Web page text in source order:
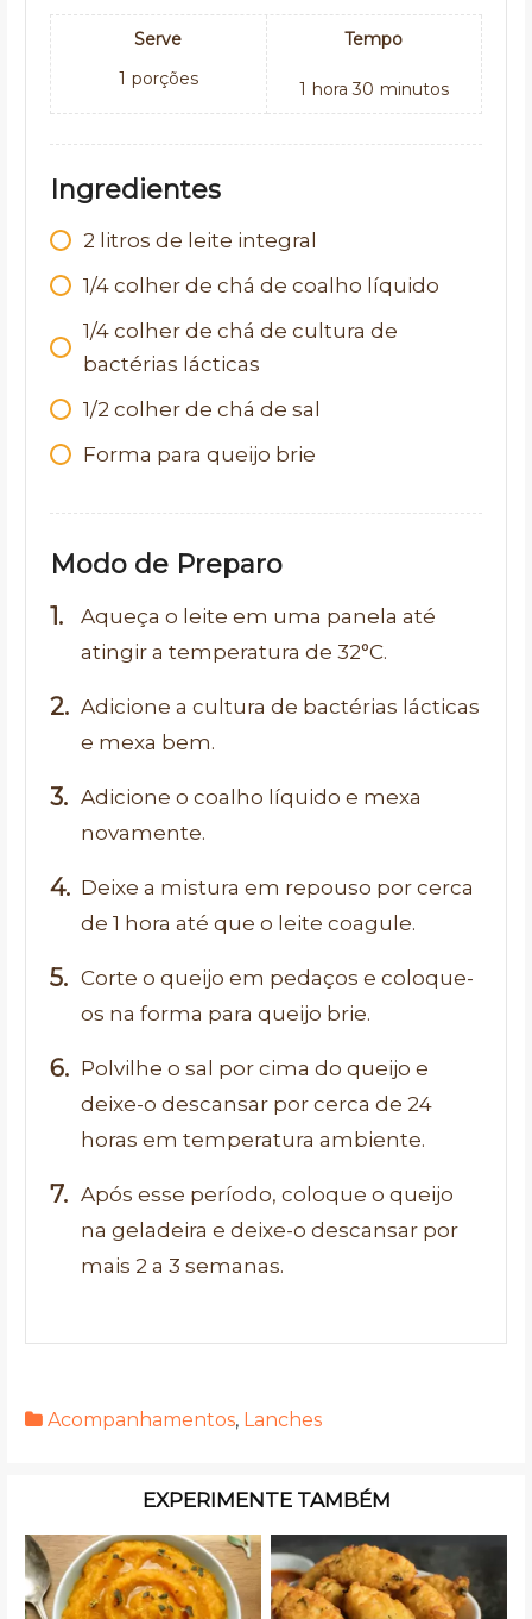
Serve
1 porções
Tempo
1 hora30 minutos
Ingredientes
2 litros de leite integral
1/4 colher de chá de coalho líquido
1/4 colher de chá de cultura de
bactérias lácticas
1/2 colher de chá de sal
Forma para queijo brie
Modo de Preparo
Aqueça o leite em uma panela até
atingir a temperatura de 32°C.
Adicione a cultura de bactérias lácticas
e mexa bem.
Adicione o coalho líquido e mexa
novamente.
Deixe a mistura em repouso por cerca
de 1 hora até que o leite coagule.
Corte o queijo em pedaços e coloque-
os na forma para queijo brie.
Polvilhe o sal por cima do queijo e
deixe-o descansar por cerca de 24
horas em temperatura ambiente.
Após esse período, coloque o queijo
na geladeira e deixe-o descansar por
mais 2 a 3 semanas.
Acompanhamentos, Lanches
EXPERIMENTE TAMBÉM